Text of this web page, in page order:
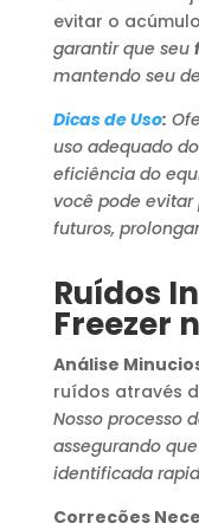
evitar o
garantir que seu
mantendo seu
Dicas de Uso:
uso adequado do
eficiência do
você pode
futuros,
Ruídos
Freezer
Análise
ruídos através
Nosso processo
assegurando
identificada
Correções